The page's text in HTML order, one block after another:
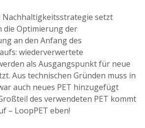
Nachhaltigkeitsstrategie setzt
die Optimierung der
an den Anfang des
wiederverwertete
als Ausgangspunkt für neue
Aus technischen Gründen muss in
auch neues PET hinzugefügt
des verwendeten PET kommt
– LoopPET eben!